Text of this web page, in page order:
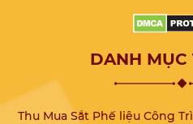
DANH MỤC
Thu Mua Sắt Phế liệu Công